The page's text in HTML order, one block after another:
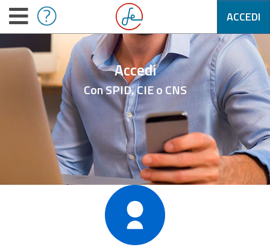
ACCEDI
Accedi
Con SPID, CIE o CNS